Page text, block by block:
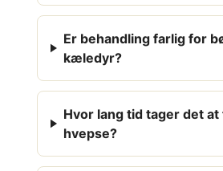
Er behandling farlig for
kæledyr?
Hvor lang tid tager det
hvepse?